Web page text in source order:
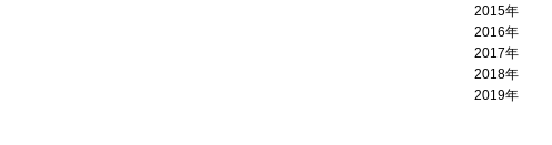
2015年
2016年
2017年
2018年
2019年